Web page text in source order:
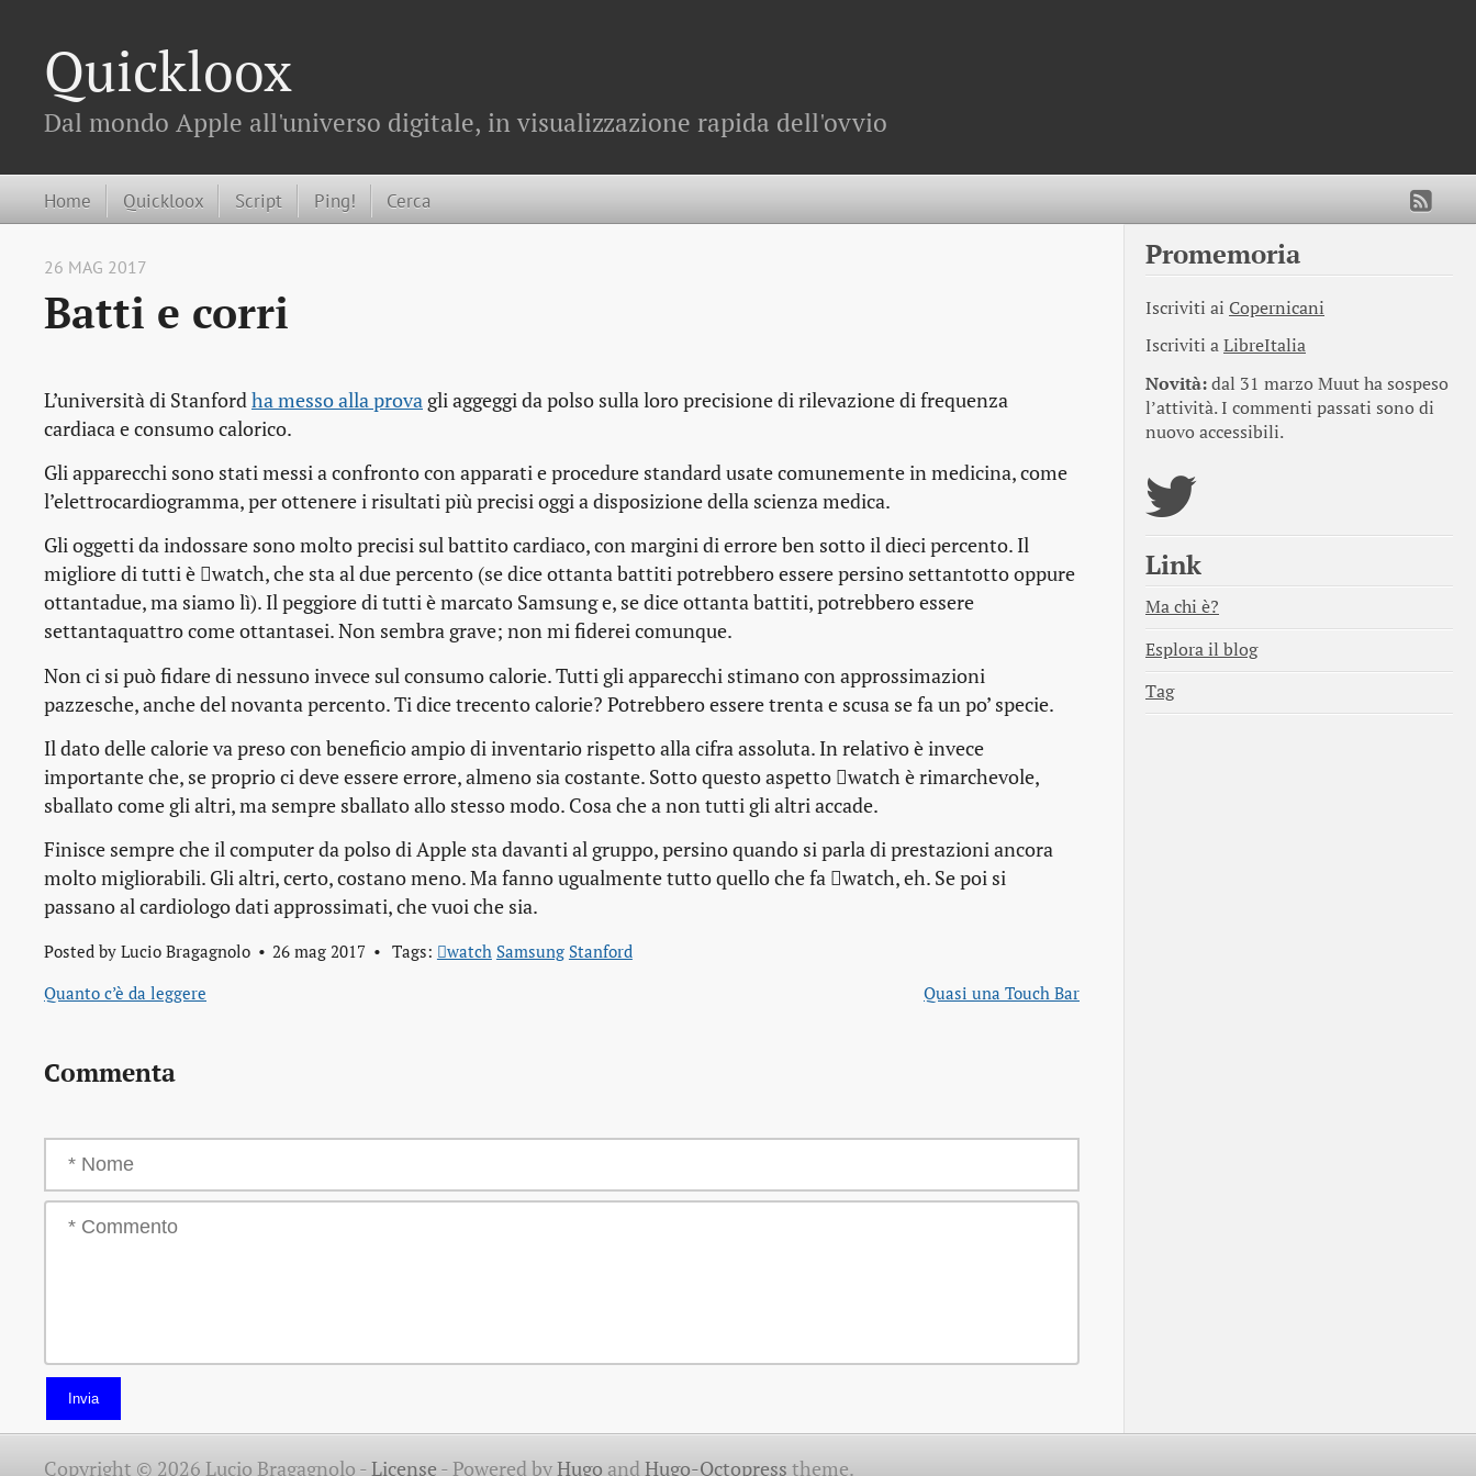
Quickloox
Dal mondo Apple all'universo digitale, in visualizzazione rapida dell'ovvio
Home Quickloox Script Ping! Cerca
26 MAG 2017
Batti e corri
L’università di Stanfordha messo alla prova gli aggeggi da polso sulla loro precisione di rilevazione di frequenza
cardiaca e consumo calorico.
Gli apparecchi sono stati messi a confronto con apparati e procedure standard usate comunemente in medicina, come
l’elettrocardiogramma, per ottenere i risultati più precisi oggi a disposizione della scienza medica.
Gli oggetti da indossare sono molto precisi sul battito cardiaco, con margini di errore ben sotto il dieci percento. Il
migliore di tutti è watch, che sta al due percento (se dice ottanta battiti potrebbero essere persino settantotto oppure
ottantadue, ma siamo lì). Il peggiore di tutti è marcato Samsung e, se dice ottanta battiti, potrebbero essere
settantaquattro come ottantasei. Non sembra grave; non mi fiderei comunque.
Non ci si può fidare di nessuno invece sul consumo calorie. Tutti gli apparecchi stimano con approssimazioni
pazzesche, anche del novanta percento. Ti dice trecento calorie? Potrebbero essere trenta e scusa se fa un po’ specie.
Il dato delle calorie va preso con beneficio ampio di inventario rispetto alla cifra assoluta. In relativo è invece
importante che, se proprio ci deve essere errore, almeno sia costante. Sotto questo aspetto watch è rimarchevole,
sballato come gli altri, ma sempre sballato allo stesso modo. Cosa che a non tutti gli altri accade.
Finisce sempre che il computer da polso di Apple sta davanti al gruppo, persino quando si parla di prestazioni ancora
molto migliorabili. Gli altri, certo, costano meno. Ma fanno ugualmente tutto quello che fa watch, eh. Se poi si
passano al cardiologo dati approssimati, che vuoi che sia.
Posted by Lucio Bragagnolo 26 mag 2017 Tags: watch Samsung Stanford
Quanto c’è da leggere
Quasi una Touch Bar
Commenta
Invia
Promemoria
Iscriviti ai Copernicani
Iscriviti aLibreItalia
Novità:dal 31 marzo Muut ha sospeso
l’attività. I commenti passati sono di
nuovo accessibili.
Link
Ma chi è?
Esplora il blog
Tag
Copyright © 2026 Lucio Bragagnolo -License -Powered byHugoandHugo-Octopress theme.